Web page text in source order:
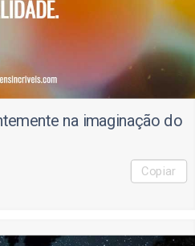
na imaginação do
Copiar